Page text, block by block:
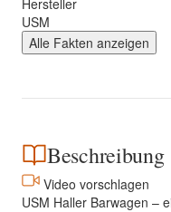
Hersteller
USM
Alle Fakten anzeigen
Beschreibung
Video vorschlagen
USM Haller Barwagen –